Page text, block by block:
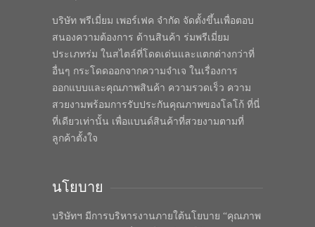
บริษัท พรีเมี่ยม เพอร์เฟค จำกัด จัดตั้งขึ้นเพื่อตอบ
สนองความต้องการ ด้านสินค้า ร่มพรีเมี่ยม
ประเภทร่ม ในสไตล์ที่โดดเด่นและแตกต่างกว่าที่
อื่นๆ กระโดดออกจากความจำเจ ในเรื่องการ
ออกแบบและคุณภาพสินค้า ความรวดเร็ว ความ
สวยงามพร้อมการรับประกันคุณภาพของโลโก้ ที่นี่
ที่เดียวเท่านั้น เพื่อแบนด์สินค้าที่สวยงามตามที่
ลูกค้าตั้งใจ
นโยบาย
บริษัทฯ มีการบริหารงานภายใต้นโยบาย “คุณภาพ